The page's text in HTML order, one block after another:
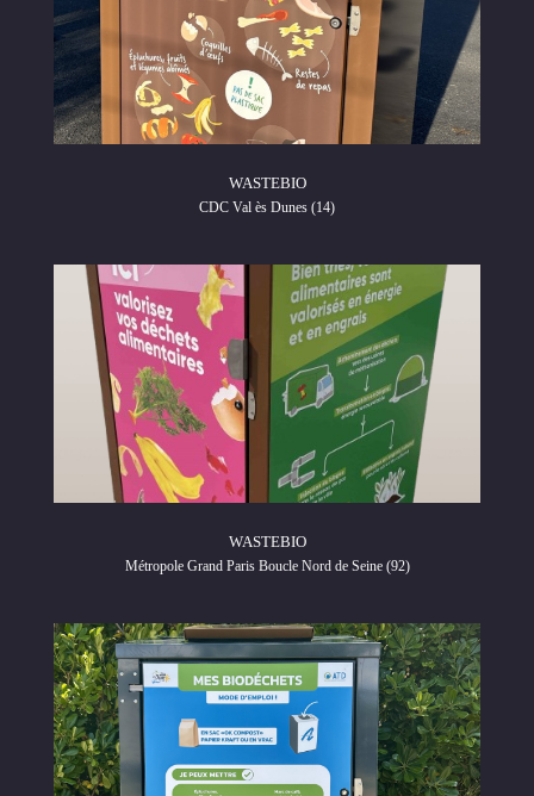
WASTEBIO
CDC Val ès Dunes (14)
WASTEBIO
Métropole Grand Paris Boucle Nord de Seine (92)